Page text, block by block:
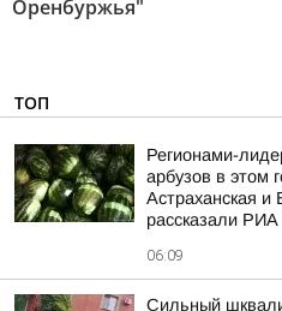
Оренбуржья"
ТОП
Регионами-
арбузов в этом
Астраханская и
рассказали
06:09
Сильный